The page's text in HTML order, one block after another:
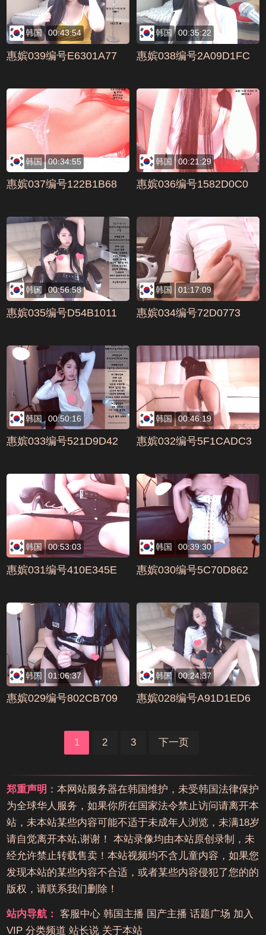
韩国 00:43:54
惠嫔039编号E6301A77
韩国 00:35:22
惠嫔038编号2A09D1FC
韩国 00:34:55
惠嫔037编号122B1B68
韩国 00:21:29
惠嫔036编号1582D0C0
韩国 00:56:58
惠嫔035编号D54B1011
韩国 01:17:09
惠嫔034编号72D0773
韩国 00:50:16
惠嫔033编号521D9D42
韩国 00:46:19
惠嫔032编号5F1CADC3
韩国 00:53:03
惠嫔031编号410E345E
韩国 00:39:30
惠嫔030编号5C70D862
韩国 01:06:37
惠嫔029编号802CB709
韩国 00:24:37
惠嫔028编号A91D1ED6
1 2 3 下一页
郑重声明 ：本网站服务器在韩国维护，未受韩国法律保护
为全球华人服务，如果你所在国家法令禁止访问请离开本
站，未本站某些内容可能不适于未成年人浏览，未满18岁
请自觉离开本站,谢谢！ 本站录像均由本站原创录制，未
经允许禁止转载售卖！本站视频均不含儿童内容，如果您
发现本站的某些内容不合适，或者某些内容侵犯了您的的
版权，请联系我们删除！
站内导航： 客服中心 韩国主播 国产主播 话题广场 加入
VIP 分类频道 站长说 关于本站